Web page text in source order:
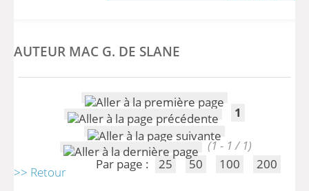
AUTEUR MAC G. DE SLANE
1
(1 - 1 / 1)
Par page :
25 50 100 200
>> Retour